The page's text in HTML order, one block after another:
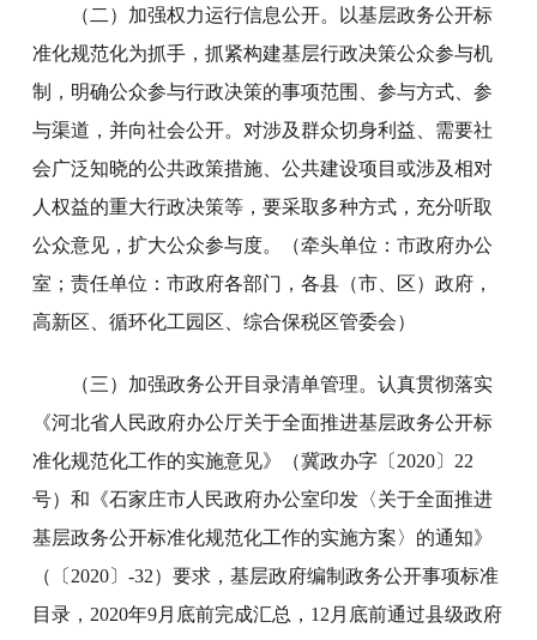
（二）加强权力运行信息公开。以基层政务公开标
准化规范化为抓手，抓紧构建基层行政决策公众参与机
制，明确公众参与行政决策的事项范围、参与方式、参
与渠道，并向社会公开。对涉及群众切身利益、需要社
会广泛知晓的公共政策措施、公共建设项目或涉及相对
人权益的重大行政决策等，要采取多种方式，充分听取
公众意见，扩大公众参与度。（牵头单位：市政府办公
室；责任单位：市政府各部门，各县（市、区）政府，
高新区、循环化工园区、综合保税区管委会）
（三）加强政务公开目录清单管理。认真贯彻落实
《河北省人民政府办公厅关于全面推进基层政务公开标
准化规范化工作的实施意见》（冀政办字〔2020〕22
号）和《石家庄市人民政府办公室印发〈关于全面推进
基层政务公开标准化规范化工作的实施方案〉的通知》
（〔2020〕-32）要求，基层政府编制政务公开事项标准
目录，2020年9月底前完成汇总，12月底前通过县级政府